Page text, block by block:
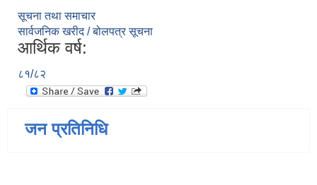
सूचना तथा समाचार
सार्वजनिक खरीद / बोलपत्र सूचना
आर्थिक वर्ष:
८१/८२
जन प्रतिनिधि